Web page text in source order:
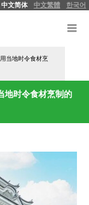
한국어
中文繁體
中文简体
当地时令食材烹
地时令食材烹制的